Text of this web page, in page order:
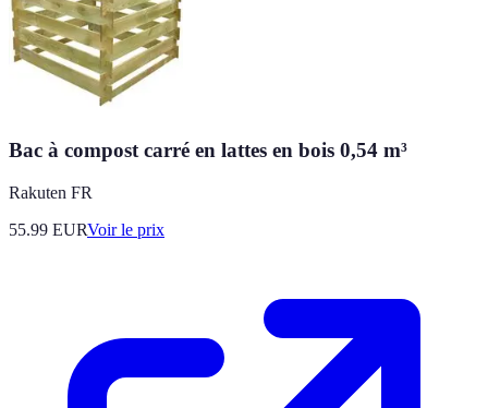
Bac à compost carré en lattes en bois 0,54 m³
Rakuten FR
55.99 EURVoir le prix